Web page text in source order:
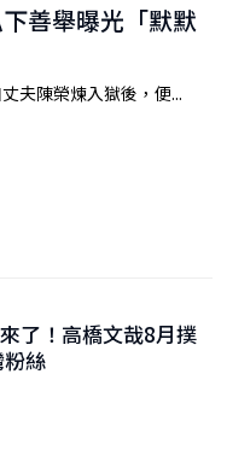
善舉曝光「默默
夫陳榮煉入獄後，便...
了！高橋文哉8月撲
絲